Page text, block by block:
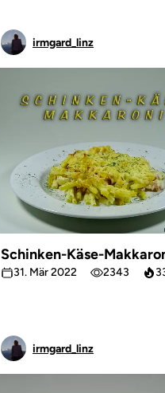
irmgard_linz
Schinken-Käse-
31. Mär 2022 2343
irmgard_linz